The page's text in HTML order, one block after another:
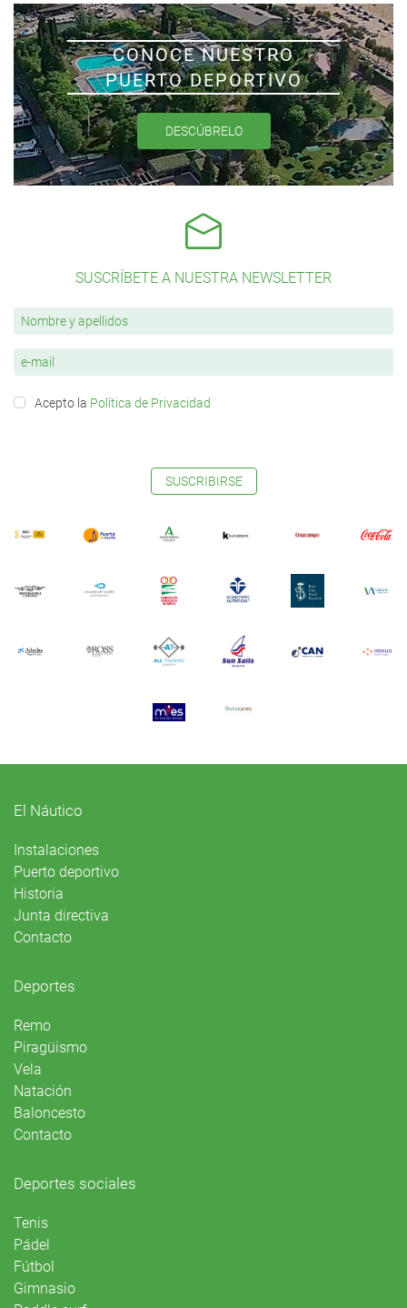
CONOCE NUESTRO
PUERTO DEPORTIVO
DESCÚBRELO
SUSCRÍBETE A NUESTRA NEWSLETTER
Acepto la Política de Privacidad
SUSCRIBIRSE
El Náutico
Instalaciones
Puerto deportivo
Historia
Junta directiva
Contacto
Deportes
Remo
Piragüismo
Vela
Natación
Baloncesto
Contacto
Deportes sociales
Tenis
Pádel
Fútbol
Gimnasio